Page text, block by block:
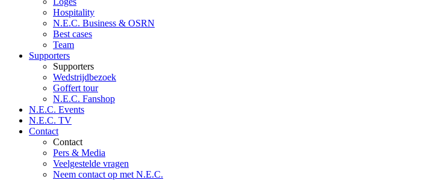
Hospitality
N.E.C. Business & OSRN
Best cases
Team
Supporters
Supporters
Wedstrijdbezoek
Goffert tour
N.E.C. Fanshop
N.E.C. Events
N.E.C. TV
Contact
Contact
Pers & Media
Veelgestelde vragen
Neem contact op met N.E.C.